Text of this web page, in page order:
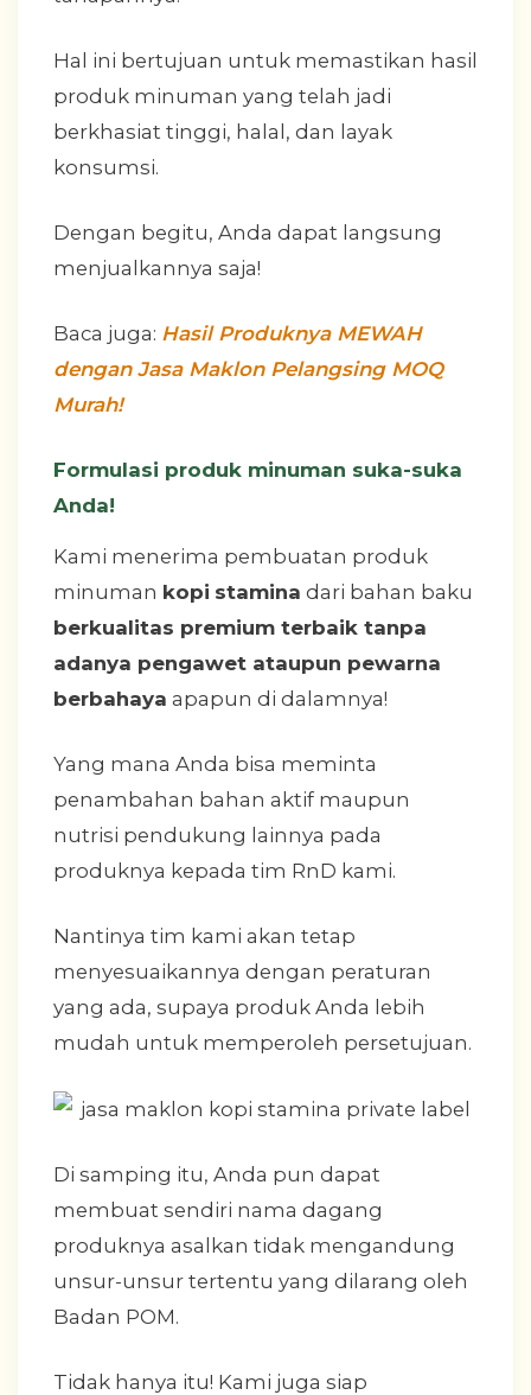
Hal ini bertujuan untuk memastikan hasil
produk minuman yang telah jadi
berkhasiat tinggi, halal, dan layak
konsumsi.
Dengan begitu, Anda dapat langsung
menjualkannya saja!
Baca juga: Hasil Produknya MEWAH
dengan Jasa Maklon Pelangsing MOQ
Murah!
Formulasi produk minuman suka-suka
Anda!
Kami menerima pembuatan produk
minuman kopi stamina dari bahan baku
berkualitas premium terbaik tanpa
adanya pengawet ataupun pewarna
berbahaya apapun di dalamnya!
Yang mana Anda bisa meminta
penambahan bahan aktif maupun
nutrisi pendukung lainnya pada
produknya kepada tim RnD kami.
Nantinya tim kami akan tetap
menyesuaikannya dengan peraturan
yang ada, supaya produk Anda lebih
mudah untuk memperoleh persetujuan.
Di samping itu, Anda pun dapat
membuat sendiri nama dagang
produknya asalkan tidak mengandung
unsur-unsur tertentu yang dilarang oleh
Badan POM.
Tidak hanya itu! Kami juga siap